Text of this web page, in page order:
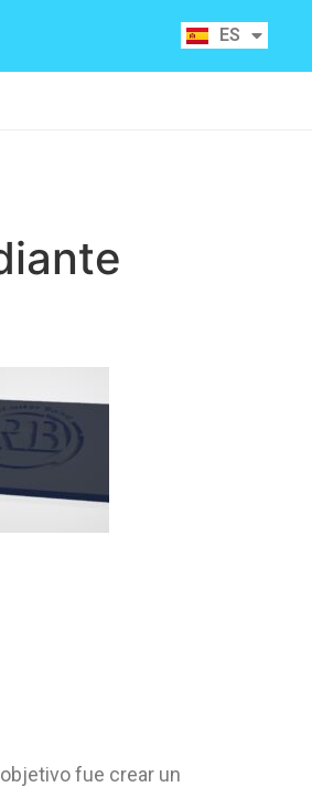
ES
RU
CA
fue crear un